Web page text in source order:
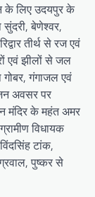
के लिए उदयपुर के
सुंदरी, बेणेश्वर,
तीर्थ से रज एवं
एवं झीलों से जल
गंगाजल एवं
अवसर पर
मंदिर के महंत अमर
विधायक
टांक,
पुष्कर से